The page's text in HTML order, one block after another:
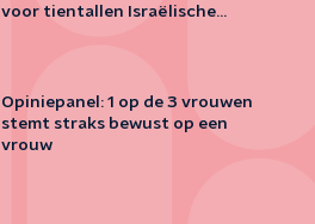
voor tientallen Israëlische
Opiniepanel: 1 op de 3 vrouwen
stemt straks bewust op een
vrouw